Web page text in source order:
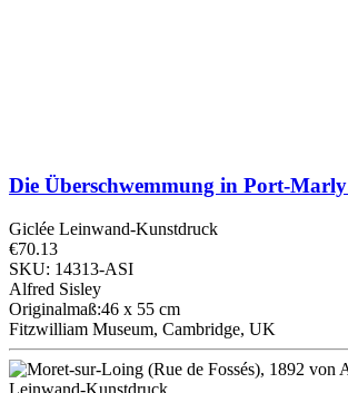
Die Überschwemmung in Port-Marly
Giclée Leinwand-Kunstdruck
€70.13
SKU: 14313-ASI
Alfred Sisley
Originalmaß:46 x 55 cm
Fitzwilliam Museum, Cambridge, UK